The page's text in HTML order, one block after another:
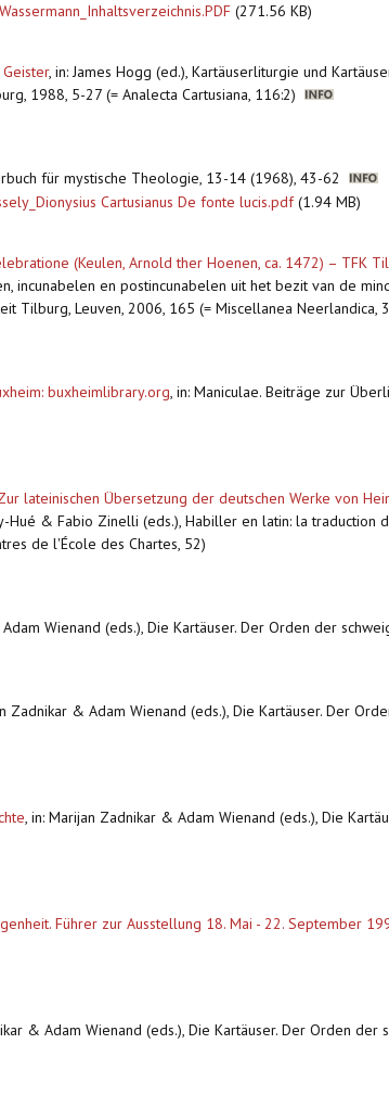
Wassermann_Inhaltsverzeichnis.PDF (271.56 KB)
, in: James Hogg (ed.), Kartäuserliturgie und
1988, 5-27 (= Analecta Cartusiana, 116:2)
für mystische Theologie, 13-14 (1968), 43-62
Cartusianus De fonte lucis.pdf(1.94 MB)
(Keulen, Arnold ther Hoenen, ca. 1472) – TFK
incunabelen en postincunabelen uit het bezit van de
Tilburg, Leuven, 2006, 165 (= Miscellanea Neerlandica,
buxheimlibrary.org, in: Maniculae. Beiträge zur
lateinischen Übersetzung der deutschen Werke von
Hué & Fabio Zinelli (eds.), Habiller en latin: la traduction
de l'École des Chartes, 52)
Wienand (eds.), Die Kartäuser. Der Orden der
Zadnikar & Adam Wienand (eds.), Die Kartäuser. Der
, in: Marijan Zadnikar & Adam Wienand (eds.), Die
Führer zur Ausstellung 18. Mai - 22. September
& Adam Wienand (eds.), Die Kartäuser. Der Orden der